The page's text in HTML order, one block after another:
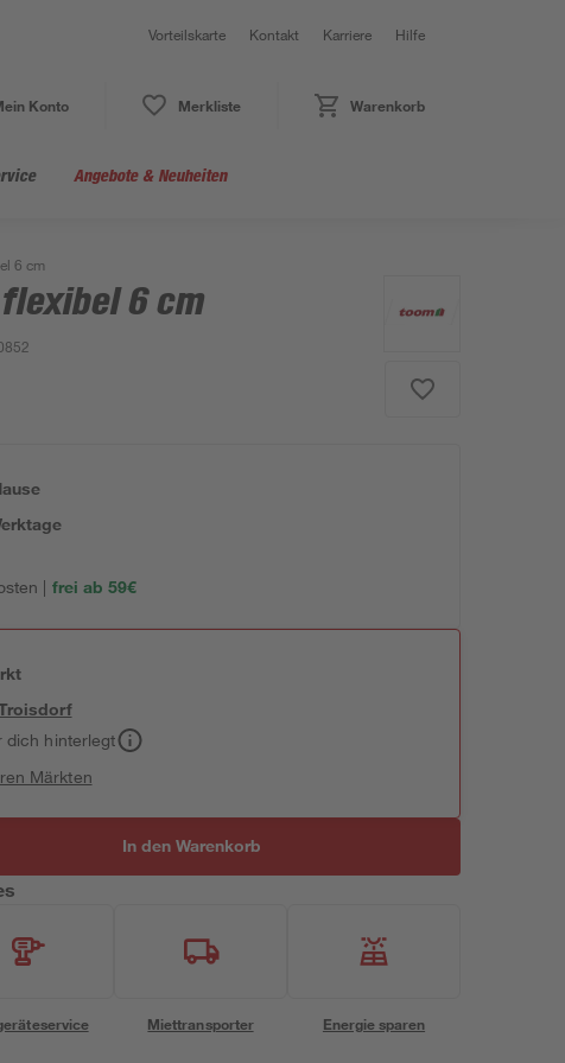
Vorteilskarte Kontakt Karriere Hilfe
Konto Merkliste Warenkorb
Angebote & Neuheiten
6 cm
6 cm
| frei ab 59€
dich hinterlegt
Märkten
In den Warenkorb
Miettransporter Energie sparen